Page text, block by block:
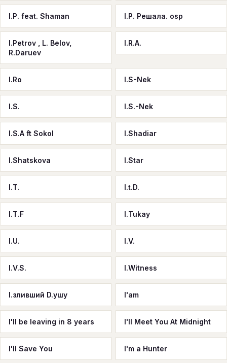
I.P. feat. Shaman I.P. Решала. osp
I.Petrov , L. Belov,
R.Daruev
I.R.A.
I.Ro I.S-Nek
I.S. I.S.-Nek
I.S.A ft Sokol I.Shadiar
I.Shatskova I.Star
I.T. I.t.D.
I.T.F I.Tukay
I.U. I.V.
I.V.S. I.Witness
I.зливший D.ушу I'am
I'll be leaving in 8 years I'll Meet You At Midnight
I'll Save You I'm a Hunter